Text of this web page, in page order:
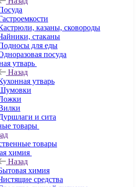
казаны, сковороды
стаканы
для еды
посуда
утварь
Назад
утварь
и сита
товары
товары
химия
Назад
химия
средства